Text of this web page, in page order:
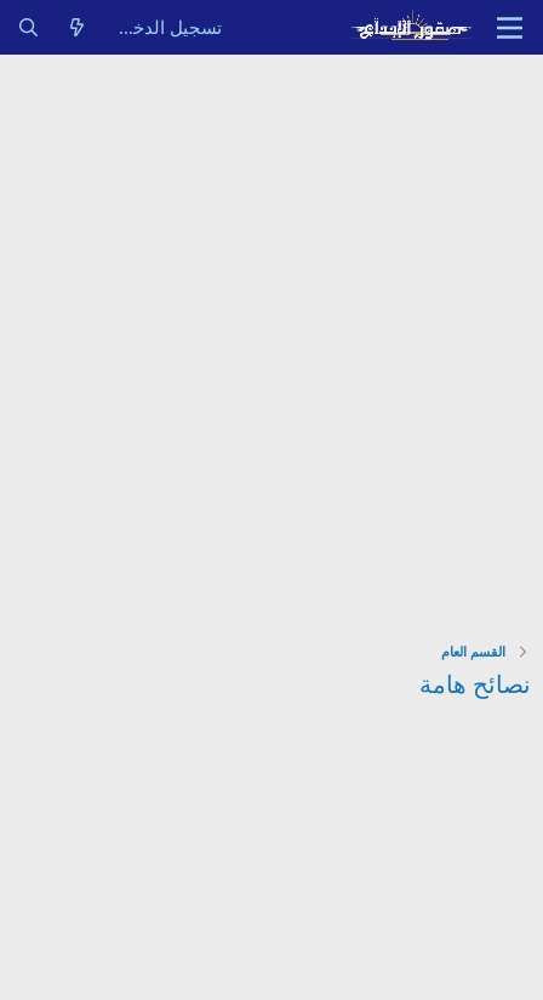
تسجيل الدخول
القسم العام
نصائح هامة